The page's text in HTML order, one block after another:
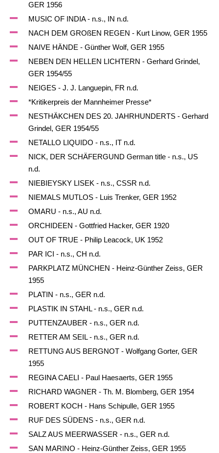
GER 1956
MUSIC OF INDIA - n.s., IN n.d.
NACH DEM GROßEN REGEN - Kurt Linow, GER 1955
NAIVE HÄNDE - Günther Wolf, GER 1955
NEBEN DEN HELLEN LICHTERN - Gerhard Grindel,
GER 1954/55
NEIGES - J. J. Languepin, FR n.d.
*Kritikerpreis der Mannheimer Presse*
NESTHÄKCHEN DES 20. JAHRHUNDERTS - Gerhard
Grindel, GER 1954/55
NETALLO LIQUIDO - n.s., IT n.d.
NICK, DER SCHÄFERGUND German title - n.s., US
n.d.
NIEBIEYSKY LISEK - n.s., CSSR n.d.
NIEMALS MUTLOS - Luis Trenker, GER 1952
OMARU - n.s., AU n.d.
ORCHIDEEN - Gottfried Hacker, GER 1920
OUT OF TRUE - Philip Leacock, UK 1952
PAR ICI - n.s., CH n.d.
PARKPLATZ MÜNCHEN - Heinz-Günther Zeiss, GER
1955
PLATIN - n.s., GER n.d.
PLASTIK IN STAHL - n.s., GER n.d.
PUTTENZAUBER - n.s., GER n.d.
RETTER AM SEIL - n.s., GER n.d.
RETTUNG AUS BERGNOT - Wolfgang Gorter, GER
1955
REGINA CAELI - Paul Haesaerts, GER 1955
RICHARD WAGNER - Th. M. Blomberg, GER 1954
ROBERT KOCH - Hans Schipulle, GER 1955
RUF DES SÜDENS - n.s., GER n.d.
SALZ AUS MEERWASSER - n.s., GER n.d.
SAN MARINO - Heinz-Günther Zeiss, GER 1955